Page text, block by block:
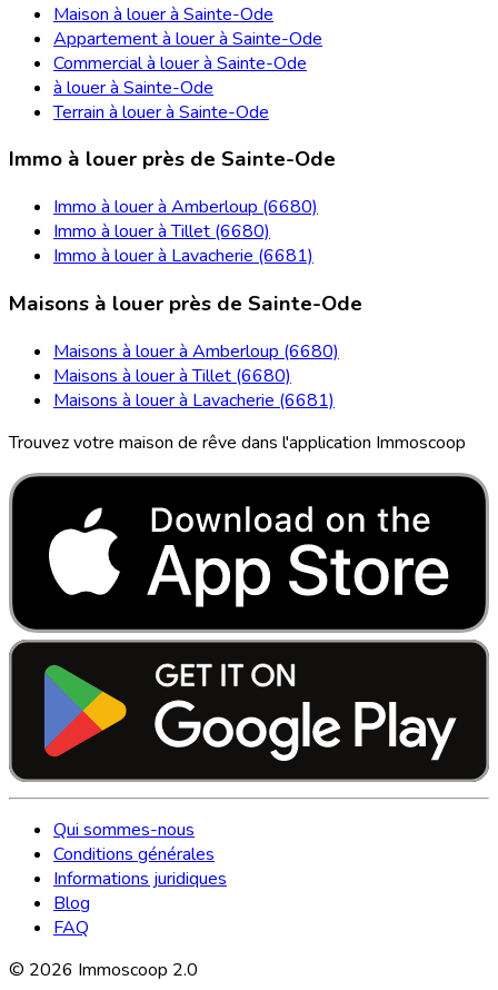
Maison à louer à Sainte-Ode
Appartement à louer à Sainte-Ode
Commercial à louer à Sainte-Ode
à louer à Sainte-Ode
Terrain à louer à Sainte-Ode
Immo à louer près de Sainte-Ode
Immo à louer à Amberloup (6680)
Immo à louer à Tillet (6680)
Immo à louer à Lavacherie (6681)
Maisons à louer près de Sainte-Ode
Maisons à louer à Amberloup (6680)
Maisons à louer à Tillet (6680)
Maisons à louer à Lavacherie (6681)
Trouvez votre maison de rêve dans l'application Immoscoop
Qui sommes-nous
Conditions générales
Informations juridiques
Blog
FAQ
© 2026 Immoscoop 2.0